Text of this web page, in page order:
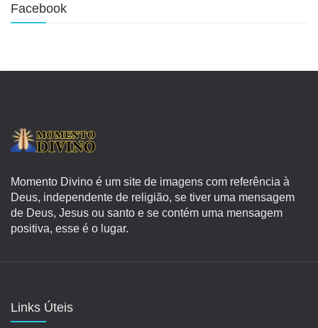
Facebook
Momento Divino é um site de imagens com referência à
Deus, independente de religião, se tiver uma mensagem
de Deus, Jesus ou santo e se contém uma mensagem
positiva, esse é o lugar.
Links Úteis